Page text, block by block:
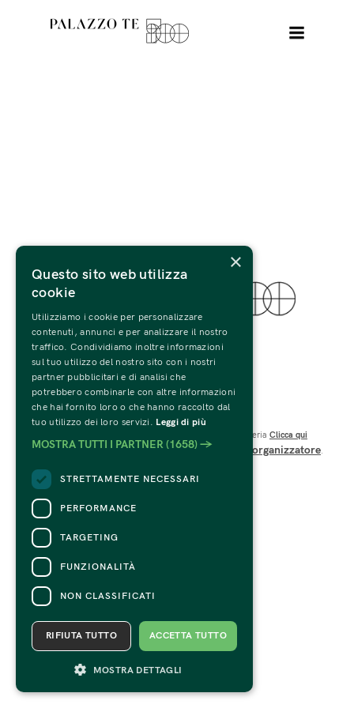
© 2022 Fondazione Palazzo Te
Tutti i Diritti Riservati
C.F. e P.IVA 01594270207
Codice SDI: USAL8PV
Viale Te n.19 – 46100 Mantova
CONTATTI
Per informazioni e supporto all'acquisto della biglietteria Clicca qui
Per informazioni sul programma e l'evento, rivolgersi all' organizzatore.
×
Questo sito web utilizza
cookie
Utilizziamo i cookie per personalizzare
contenuti, annunci e per analizzare il nostro
traffico. Condividiamo inoltre informazioni
sul tuo utilizzo del nostro sito con i nostri
partner pubblicitari e di analisi che
potrebbero combinarle con altre informazioni
che hai fornito loro o che hanno raccolto dal
tuo utilizzo dei loro servizi. Leggi di più
MOSTRA TUTTI I PARTNER (1658) →
STRETTAMENTE NECESSARI
PERFORMANCE
TARGETING
FUNZIONALITÀ
NON CLASSIFICATI
ACCETTA TUTTO
RIFIUTA TUTTO
MOSTRA DETTAGLI